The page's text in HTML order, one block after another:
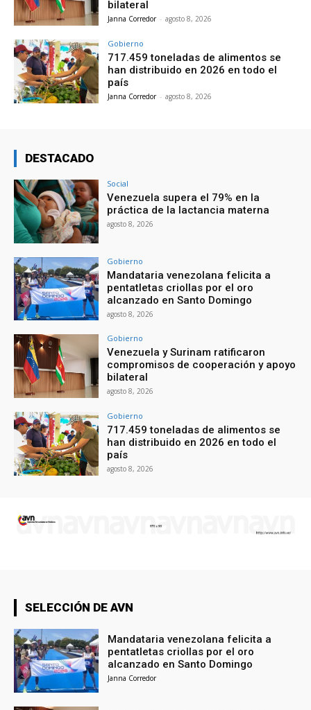
bilateral
Janna Corredor - agosto 8, 2026
Gobierno
717.459 toneladas de alimentos se
han distribuido en 2026 en todo el
país
Janna Corredor - agosto 8, 2026
DESTACADO
Social
Venezuela supera el 79% en la
práctica de la lactancia materna
agosto 8, 2026
Gobierno
Mandataria venezolana felicita a
pentatletas criollas por el oro
alcanzado en Santo Domingo
agosto 8, 2026
Gobierno
Venezuela y Surinam ratificaron
compromisos de cooperación y apoyo
bilateral
agosto 8, 2026
Gobierno
717.459 toneladas de alimentos se
han distribuido en 2026 en todo el
país
agosto 8, 2026
SELECCIÓN DE AVN
Mandataria venezolana felicita a
pentatletas criollas por el oro
alcanzado en Santo Domingo
Janna Corredor